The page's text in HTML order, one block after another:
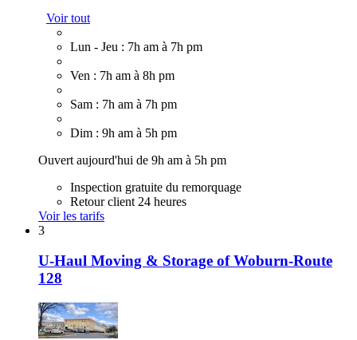
Voir tout
Lun - Jeu : 7h am à 7h pm
Ven : 7h am à 8h pm
Sam : 7h am à 7h pm
Dim : 9h am à 5h pm
Ouvert aujourd'hui de 9h am à 5h pm
Inspection gratuite du remorquage
Retour client 24 heures
Voir les tarifs
3
U-Haul Moving & Storage of Woburn-Route
128